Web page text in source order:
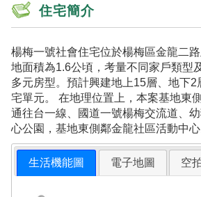
住宅簡介
楊梅一號社會住宅位於楊梅區金龍二
地面積為1.6公頃，考量不同家戶類型
多元房型。預計興建地上15層、地下2
宅單元。 在地理位置上，本案基地東
通往台一線、國道一號楊梅交流道、
心公園，基地東側鄰金龍社區活動中心
生活機能圖 電子地圖 空